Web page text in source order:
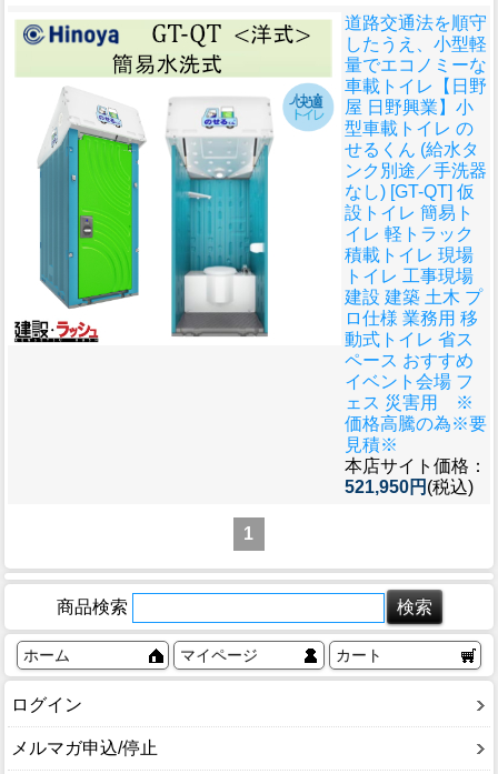
道路交通法を順守
したうえ、小型軽
量でエコノミーな
車載トイレ
【日野
屋 日野興業】小
型車載トイレ の
せるくん (給水タ
ンク別途／手洗器
なし) [GT-QT] 仮
設トイレ 簡易ト
イレ 軽トラック
積載トイレ 現場
トイレ 工事現場
建設 建築 土木 プ
ロ仕様 業務用 移
動式トイレ 省ス
ペース おすすめ
イベント会場 フ
ェス 災害用 ※
価格高騰の為※要
見積※
本店サイト価格：
521,950円 (税込)
1
商品検索
ホーム マイページ カート
ログイン
メルマガ申込/停止